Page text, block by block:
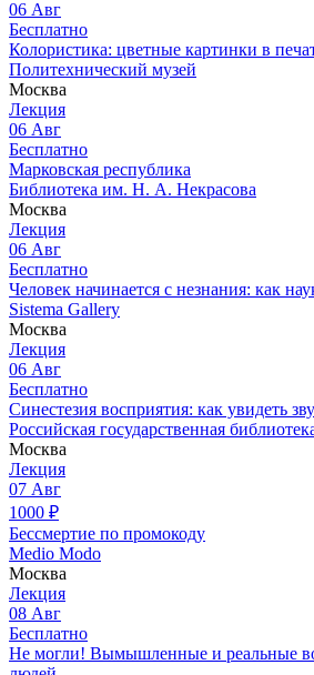
06 Авг
Бесплатно
Колористика: цветные картинки в
Политехнический музей
Москва
Лекция
06 Авг
Бесплатно
Марковская республика
Библиотека им. Н. А. Некрасова
Москва
Лекция
06 Авг
Бесплатно
Человек начинается с незнания: как
Sistema Gallery
Москва
Лекция
06 Авг
Бесплатно
Синестезия восприятия: как увидеть
Российская государственная
Москва
Лекция
07 Авг
1000 ₽
Бессмертие по промокоду
Medio Modo
Москва
Лекция
08 Авг
Бесплатно
Не могли! Вымышленные и реальные